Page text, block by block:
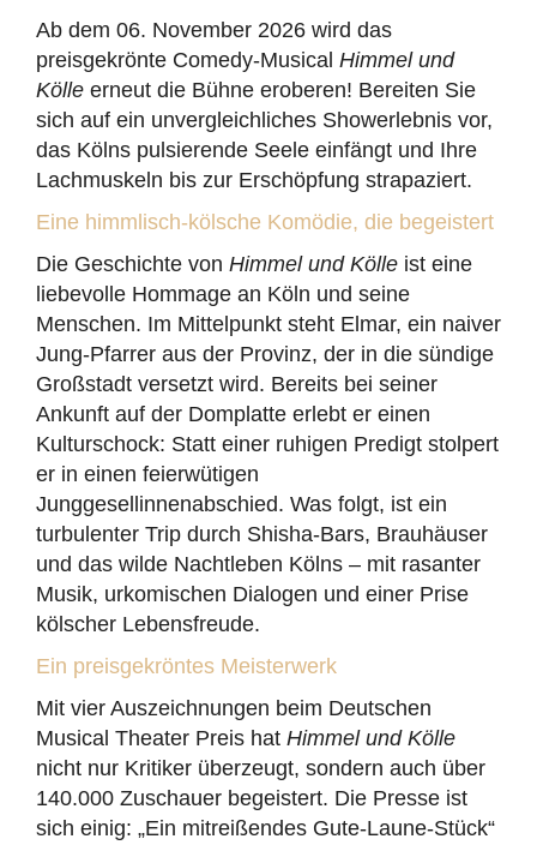
Ab dem 06. November 2026 wird das
preisgekrönte Comedy-Musical Himmel und
Kölle erneut die Bühne eroberen! Bereiten Sie
sich auf ein unvergleichliches Showerlebnis vor,
das Kölns pulsierende Seele einfängt und Ihre
Lachmuskeln bis zur Erschöpfung strapaziert.
Eine himmlisch-kölsche Komödie, die begeistert
Die Geschichte von Himmel und Kölle ist eine
liebevolle Hommage an Köln und seine
Menschen. Im Mittelpunkt steht Elmar, ein naiver
Jung-Pfarrer aus der Provinz, der in die sündige
Großstadt versetzt wird. Bereits bei seiner
Ankunft auf der Domplatte erlebt er einen
Kulturschock: Statt einer ruhigen Predigt stolpert
er in einen feierwütigen
Junggesellinnenabschied. Was folgt, ist ein
turbulenter Trip durch Shisha-Bars, Brauhäuser
und das wilde Nachtleben Kölns – mit rasanter
Musik, urkomischen Dialogen und einer Prise
kölscher Lebensfreude.
Ein preisgekröntes Meisterwerk
Mit vier Auszeichnungen beim Deutschen
Musical Theater Preis hat Himmel und Kölle
nicht nur Kritiker überzeugt, sondern auch über
140.000 Zuschauer begeistert. Die Presse ist
sich einig: „Ein mitreißendes Gute-Laune-Stück“